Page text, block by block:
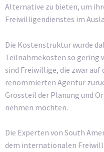
Alternative zu bieten, um
Freiwilligendienstes im
Die Kostenstruktur wurde
Teilnahmekosten so gering
sind Freiwillige, die zwar auf
renommierten Agentur
Grossteil der Planung und
nehmen möchten.
Die Experten von South
dem internationalen